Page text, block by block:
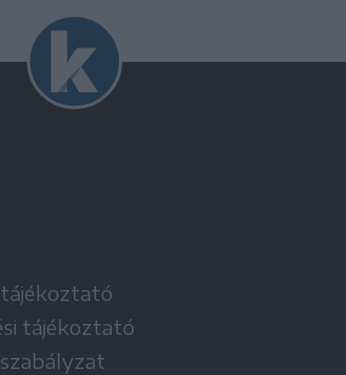
tájékoztató